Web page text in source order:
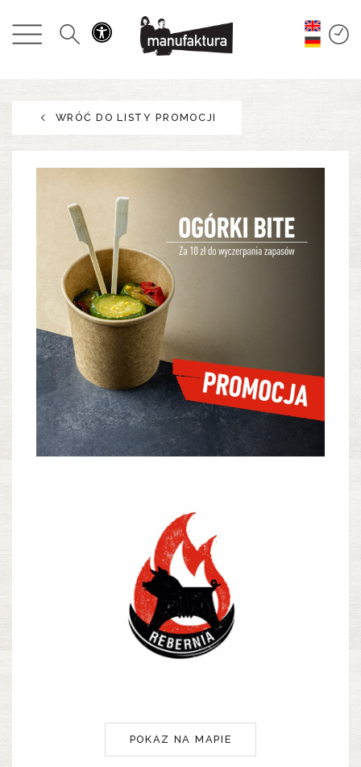
WYDARZENIA
PROMOCJE
ROZRYWKA
RESTAURACJE
PLAN
O NAS
WRÓĆ DO LISTY PROMOCJI
POKAZ NA MAPIE